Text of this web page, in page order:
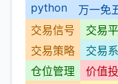
python
万一免
交易信号
交易
交易策略
交易
仓位管理
价值